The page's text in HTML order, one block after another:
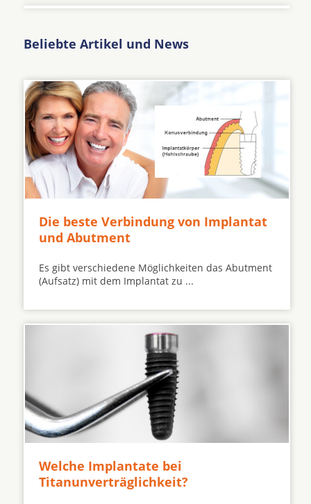
Beliebte Artikel und News
Die beste Verbindung von Implantat
und Abutment
Es gibt verschiedene Möglichkeiten das Abutment
(Aufsatz) mit dem Implantat zu ...
Welche Implantate bei
Titanunverträglichkeit?